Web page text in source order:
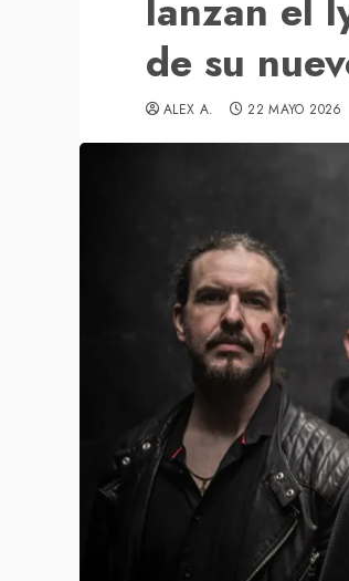
de su
ALEX A. 22 MAYO 2026